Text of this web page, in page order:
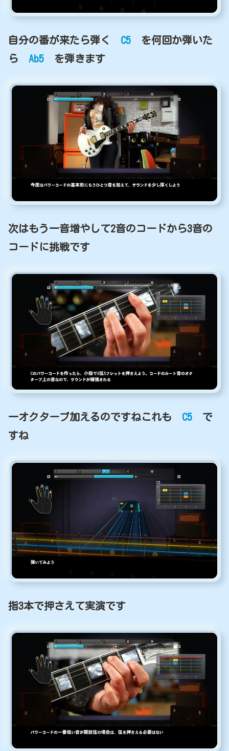
自分の番が来たら弾く C5 を何回か弾いた
ら Ab5 を弾きます
次はもう一音増やして2音のコードから3音の
コードに挑戦です
一オクターブ加えるのですねこれも C5 で
すね
指3本で押さえて実演です